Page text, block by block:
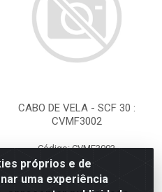
CABO DE VELA - SCF 30 :
CVMF3002
Código: CVMF3002
Embalagem: PC
Marelli
próprios e de
uma experiência